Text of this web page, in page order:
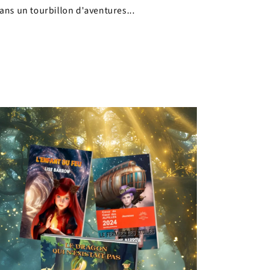
un tourbillon d'aventures...